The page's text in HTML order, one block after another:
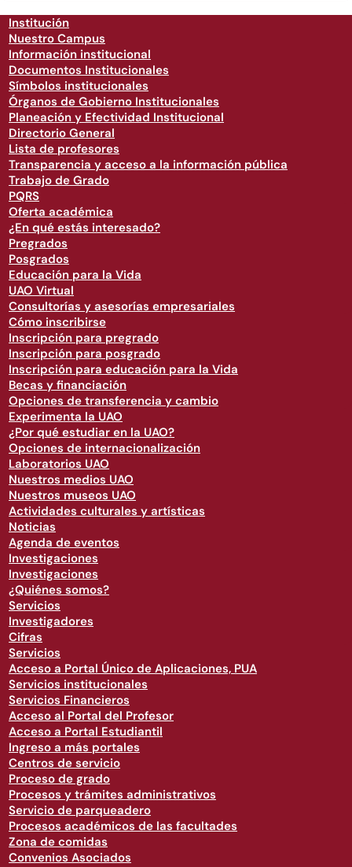
Institución
Nuestro Campus
Información institucional
Documentos Institucionales
Símbolos institucionales
Órganos de Gobierno Institucionales
Planeación y Efectividad Institucional
Directorio General
Lista de profesores
Transparencia y acceso a la información pública
Trabajo de Grado
PQRS
Oferta académica
¿En qué estás interesado?
Pregrados
Posgrados
Educación para la Vida
UAO Virtual
Consultorías y asesorías empresariales
Cómo inscribirse
Inscripción para pregrado
Inscripción para posgrado
Inscripción para educación para la Vida
Becas y financiación
Opciones de transferencia y cambio
Experimenta la UAO
¿Por qué estudiar en la UAO?
Opciones de internacionalización
Laboratorios UAO
Nuestros medios UAO
Nuestros museos UAO
Actividades culturales y artísticas
Noticias
Agenda de eventos
Investigaciones
Investigaciones
¿Quiénes somos?
Servicios
Investigadores
Cifras
Servicios
Acceso a Portal Único de Aplicaciones, PUA
Servicios institucionales
Servicios Financieros
Acceso al Portal del Profesor
Acceso a Portal Estudiantil
Ingreso a más portales
Centros de servicio
Proceso de grado
Procesos y trámites administrativos
Servicio de parqueadero
Procesos académicos de las facultades
Zona de comidas
Convenios Asociados